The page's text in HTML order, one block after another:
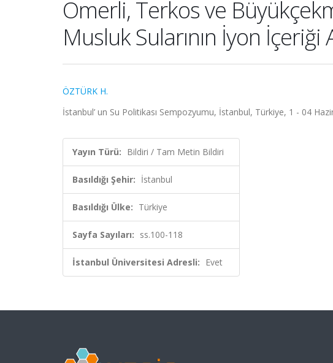
Ömerli, Terkos ve
Musluk Sularının İyon
ÖZTÜRK H.
İstanbul’ un Su Politikası Sempozyumu, İstanbul, Türkiye, 1 - 04
Yayın Türü: Bildiri / Tam Metin Bildiri
Basıldığı Şehir: İstanbul
Basıldığı Ülke: Türkiye
Sayfa Sayıları: ss.100-118
İstanbul Üniversitesi Adresli: Evet